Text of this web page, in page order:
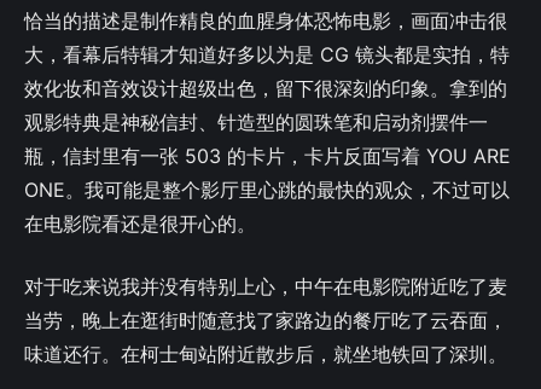
恰当的描述是制作精良的血腥身体恐怖电影，画面冲击很
大，看幕后特辑才知道好多以为是 CG 镜头都是实拍，特
效化妆和音效设计超级出色，留下很深刻的印象。拿到的
观影特典是神秘信封、针造型的圆珠笔和启动剂摆件一
瓶，信封里有一张 503 的卡片，卡片反面写着 YOU ARE
ONE。我可能是整个影厅里心跳的最快的观众，不过可以
在电影院看还是很开心的。
对于吃来说我并没有特别上心，中午在电影院附近吃了麦
当劳，晚上在逛街时随意找了家路边的餐厅吃了云吞面，
味道还行。在柯士甸站附近散步后，就坐地铁回了深圳。